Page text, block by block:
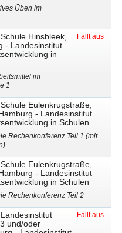
Üben im
Hinsbleek,
- Landesinstitut
in
Fällt aus
im
1
Eulenkrugstraße,
- Landesinstitut
in Schulen
Rechenkonferenz Teil 1 (mit
Eulenkrugstraße,
- Landesinstitut
in Schulen
Rechenkonferenz Teil 2
und/oder
Fällt aus